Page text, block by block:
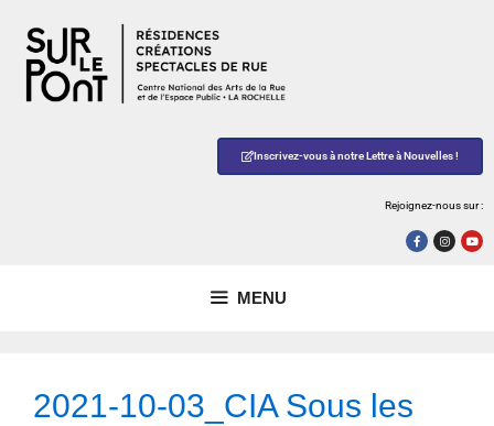
Inscrivez-vous à notre Lettre à Nouvelles !
Rejoignez-nous sur :
MENU
2021-10-03_CIA Sous les